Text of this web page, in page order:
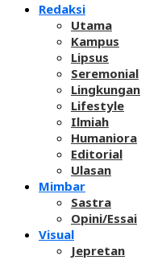
Redaksi
Utama
Kampus
Lipsus
Seremonial
Lingkungan
Lifestyle
Ilmiah
Humaniora
Editorial
Ulasan
Mimbar
Sastra
Opini/Essai
Visual
Jepretan